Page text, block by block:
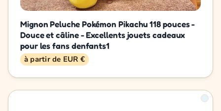
Mignon Peluche Pokémon Pikachu 118 pouces -
Douce et câline - Excellents jouets cadeaux
pour les fans denfants1
à partir de EUR €